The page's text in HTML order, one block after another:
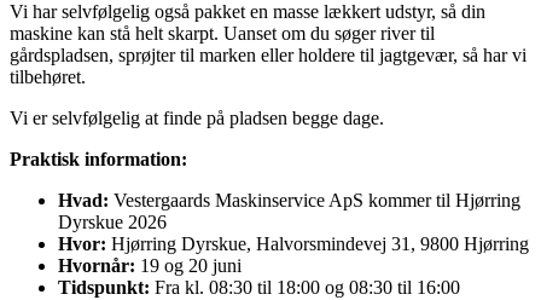
Vi har selvfølgelig også pakket en masse lækkert udstyr, så din
maskine kan stå helt skarpt. Uanset om du søger river til
gårdspladsen, sprøjter til marken eller holdere til jagtgevær, så har vi
tilbehøret.
Vi er selvfølgelig at finde på pladsen begge dage.
Praktisk information:
Hvad: Vestergaards Maskinservice ApS kommer til Hjørring
Dyrskue 2026
Hvor: Hjørring Dyrskue, Halvorsmindevej 31, 9800 Hjørring
Hvornår: 19 og 20 juni
Tidspunkt: Fra kl. 08:30 til 18:00 og 08:30 til 16:00